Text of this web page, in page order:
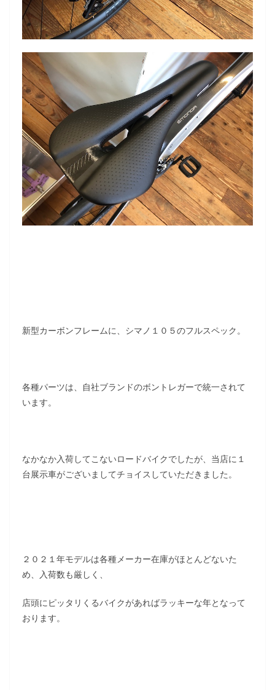
新型カーボンフレームに、シマノ１０５のフルスペック。
各種パーツは、自社ブランドのボントレガーで統一されて
います。
なかなか入荷してこないロードバイクでしたが、当店に１
台展示車がございましてチョイスしていただきました。
２０２１年モデルは各種メーカー在庫がほとんどないた
め、入荷数も厳しく、
店頭にピッタリくるバイクがあればラッキーな年となって
おります。